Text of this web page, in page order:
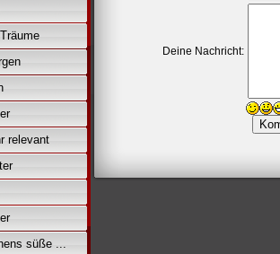
relevant
süße ...
Deine Nachricht: